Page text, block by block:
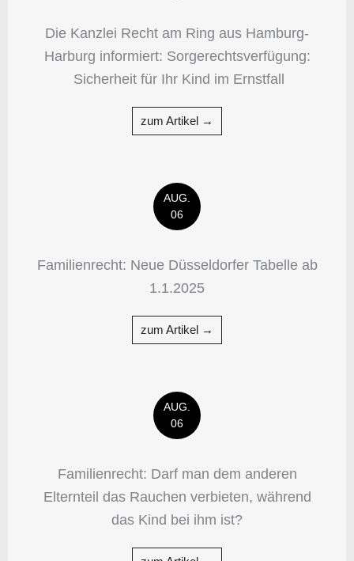
Die Kanzlei Recht am Ring aus Hamburg-
Harburg informiert: Sorgerechtsverfügung:
Sicherheit für Ihr Kind im Ernstfall
zum Artikel →
AUG.
06
Familienrecht: Neue Düsseldorfer Tabelle ab
1.1.2025
zum Artikel →
AUG.
06
Familienrecht: Darf man dem anderen
Elternteil das Rauchen verbieten, während
das Kind bei ihm ist?